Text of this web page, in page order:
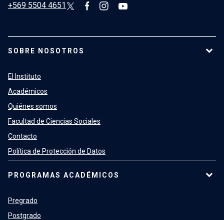
+569 5504 4651
SOBRE NOSOTROS
El Instituto
Académicos
Quiénes somos
Facultad de Ciencias Sociales
Contacto
Política de Protección de Datos
PROGRAMAS ACADÉMICOS
Pregrado
Postgrado